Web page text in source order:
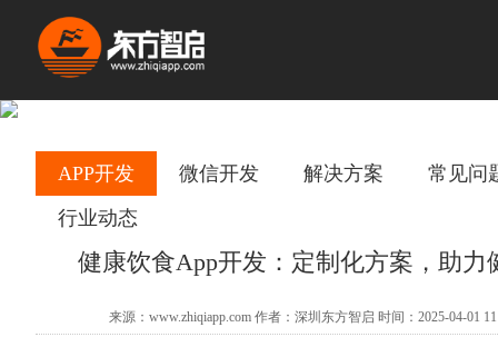
APP开发 微信开发 解决方案
常见问
行业动态
健康饮食App开发：定制化方案，助力
来源：www.zhiqiapp.com 作者：深圳东方智启 时间：2025-04-01